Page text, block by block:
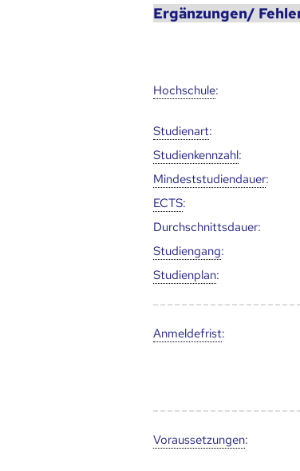
Ergänzungen/
Hoch­schule:
Studienart:
Studien­kenn­zahl:
Mindest­studien­dauer:
ECTS:
Durch­schnitts­dauer:
Studien­gang:
Studien­plan:
Anmelde­frist:
Voraus­setzungen: